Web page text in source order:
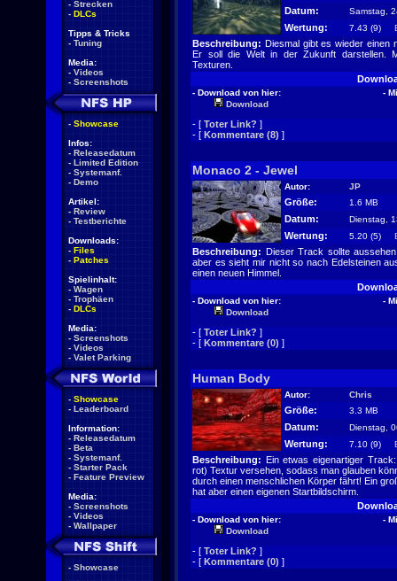
- Strecken
- DLCs
Tipps & Tricks
- Tuning
Media:
- Videos
- Screenshots
- Showcase
Infos:
- Releasedatum
- Limited Edition
- Systemanf.
- Demo
Artikel:
- Review
- Testberichte
Downloads:
- Files
- Patches
Spielinhalt:
- Wagen
- Trophäen
- DLCs
Media:
- Screenshots
- Videos
- Valet Parking
- Showcase
- Leaderboard
Information:
- Releasedatum
- Beta
- Systemanf.
- Starter Pack
- Feature Preview
Media:
- Screenshots
- Videos
- Wallpaper
- Showcase
Datum: Samstag,
Wertung: 7.43 (9)
Beschreibung: Diesmal gibt es wieder einen
Er soll die Welt in der Zukunft darstellen.
Texturen.
- Download von hier:
Download
-
- [ Toter Link? ]
- [ Kommentare (8) ]
Monaco 2 - Jewel
Autor: JP
Größe: 1.6 MB
Datum: Dienstag,
Wertung: 5.20 (5)
Beschreibung: Dieser Track sollte
aber es sieht mir nicht so nach Edelsteinen
einen neuen Himmel.
- Download von hier:
Download
-
- [ Toter Link? ]
- [ Kommentare (0) ]
Human Body
Autor: Chris
Größe: 3.3 MB
Datum: Dienstag,
Wertung: 7.10 (9)
Beschreibung: Ein etwas eigenartiger
rot) Textur versehen, sodass man glauben
durch einen menschlichen Körper fährt! Ein
hat aber einen eigenen Startbildschirm.
- Download von hier:
Download
-
- [ Toter Link? ]
- [ Kommentare (0) ]